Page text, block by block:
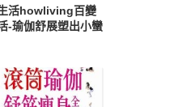
活howliving百變
-瑜伽舒展塑出小蠻